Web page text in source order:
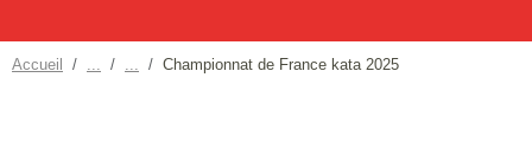
Accueil Championnat de France kata 2025